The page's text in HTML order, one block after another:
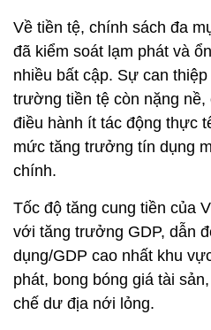
Về tiền tệ, chính sách đa
đã kiểm soát lạm phát và
nhiều bất cập. Sự can
trường tiền tệ còn nặng nề,
điều hành ít tác động thực
mức tăng trưởng tín dụng
chính.
Tốc độ tăng cung tiền của
với tăng trưởng GDP, dẫn
dụng/GDP cao nhất khu
phát, bong bóng giá tài
chế dư địa nới lỏng.